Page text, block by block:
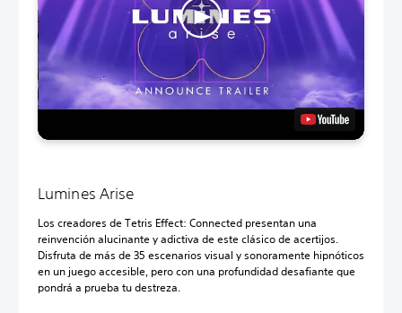
Lumines Arise
Los creadores de Tetris Effect: Connected presentan una
reinvención alucinante y adictiva de este clásico de acertijos.
Disfruta de más de 35 escenarios visual y sonoramente hipnóticos
en un juego accesible, pero con una profundidad desafiante que
pondrá a prueba tu destreza.